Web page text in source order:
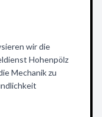
wir die
Hohenpölz
Mechanik zu